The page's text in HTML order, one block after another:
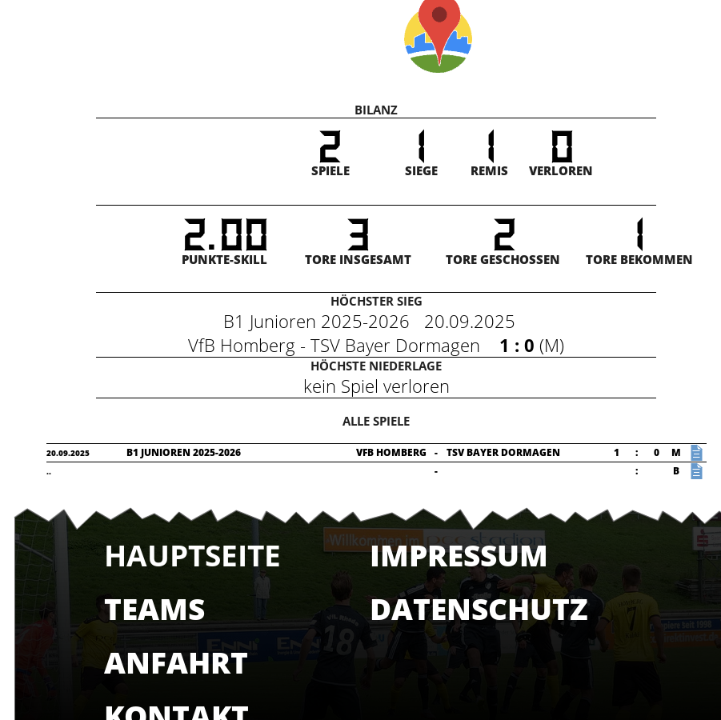
2 1 1 0
SPIELE SIEGE REMIS VERLOREN
2
PUNKTE-SKILL
.00 3
TORE INSGESAMT TORE GESCHOSSEN
2 1
TORE BEKOMMEN
BILANZ
HÖCHSTER SIEG
B1 Junioren 2025-2026 20.09.2025
VfB Homberg - TSV Bayer Dormagen 1 : 0 (M)
HÖCHSTE NIEDERLAGE
kein Spiel verloren
ALLE SPIELE
20.09.2025 B1 JUNIOREN 2025-2026 VFB HOMBERG - TSV BAYER DORMAGEN 1 : 0 M
.. - : B
HAUPTSEITE
TEAMS
ANFAHRT
IMPRESSUM
DATENSCHUTZ